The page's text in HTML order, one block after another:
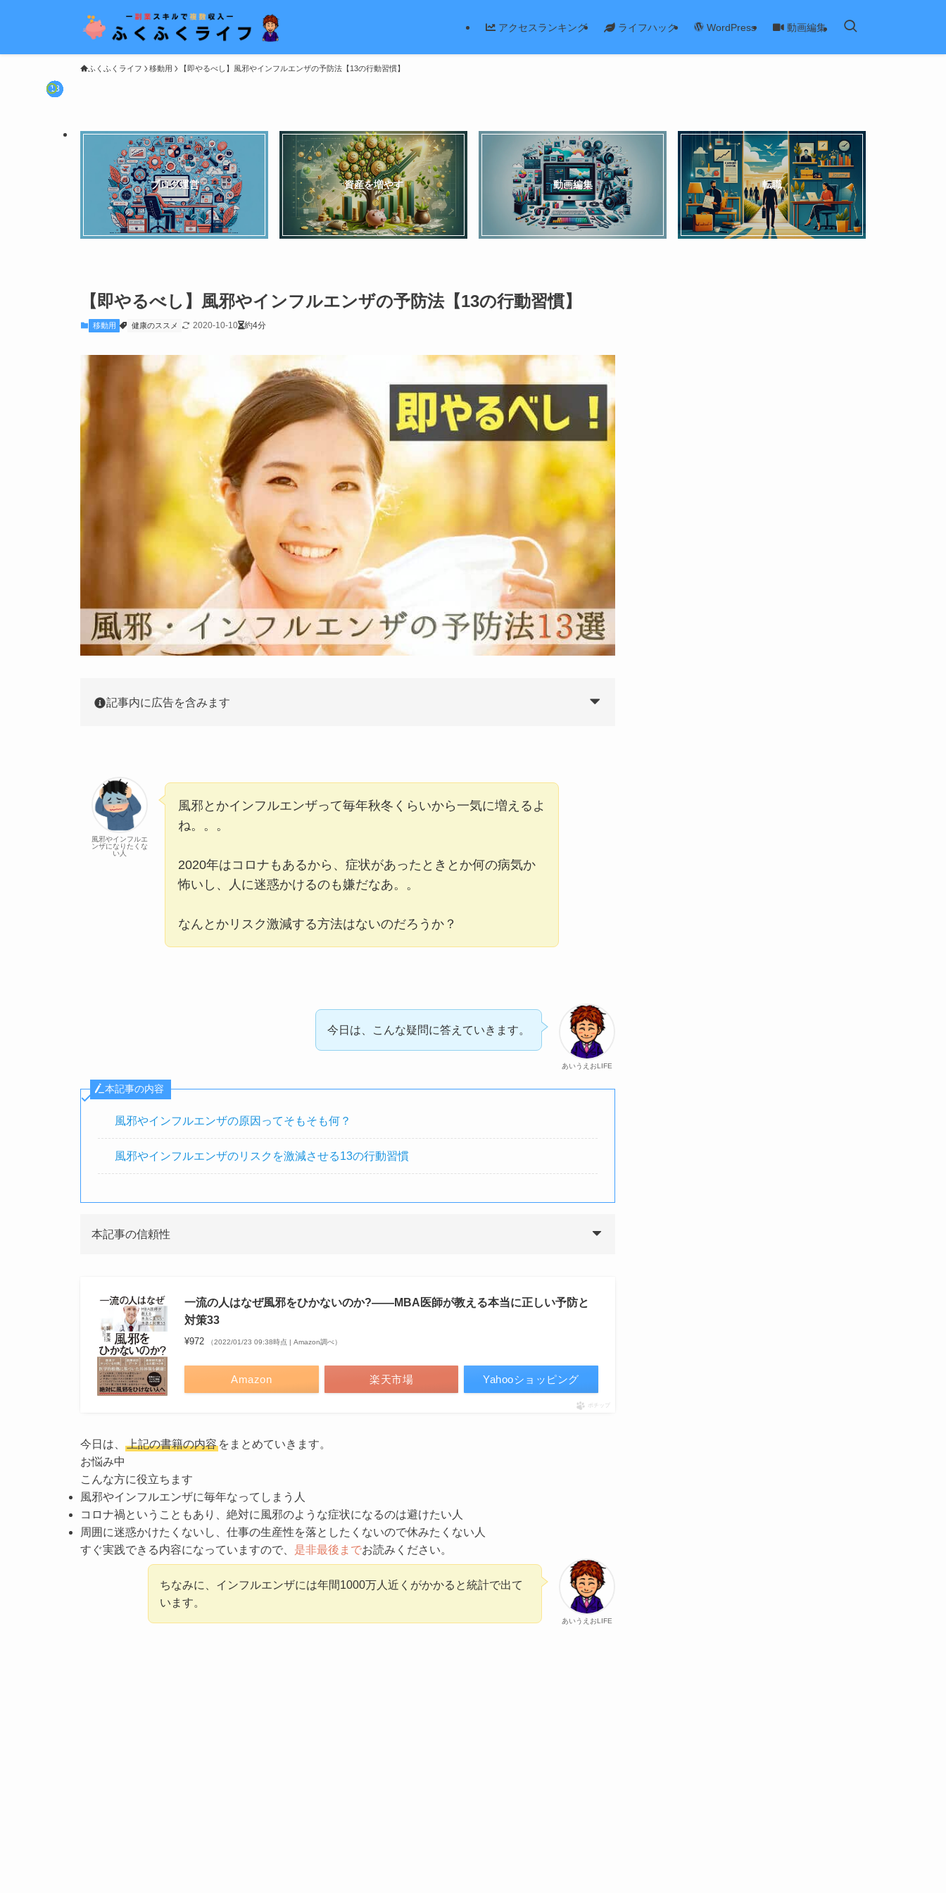
アクセスランキング ライフハック WordPress 動画編集
ふくふくライフ 移動用 【即やるべし】風邪やインフルエンザの予防法【13の行動習慣】
ブログ運営 資産を増やす 動画編集 転職
【即やるべし】風邪やインフルエンザの予防法【13の行動習慣】
移動用 健康のススメ 2020-10-10 約4分
記事内に広告を含みます
風邪やインフルエ
ンザになりたくな
い人
風邪とかインフルエンザって毎年秋冬くらいから一気に増えるよ
ね。。。
2020年はコロナもあるから、症状があったときとか何の病気か
怖いし、人に迷惑かけるのも嫌だなあ。。
なんとかリスク激減する方法はないのだろうか？
あいうえおLIFE
今日は、こんな疑問に答えていきます。
本記事の内容
風邪やインフルエンザの原因ってそもそも何？
風邪やインフルエンザのリスクを激減させる13の行動習慣
本記事の信頼性
一流の人はなぜ風邪をひかないのか?――MBA医師が教える本当に正しい予防と
対策33
¥972 （2022/01/23 09:38時点 | Amazon調べ）
Amazon 楽天市場 Yahooショッピング
ポチップ
今日は、 上記の書籍の内容 をまとめていきます。
お悩み中
こんな方に役立ちます
風邪やインフルエンザに毎年なってしまう人
コロナ禍ということもあり、絶対に風邪のような症状になるのは避けたい人
周囲に迷惑かけたくないし、仕事の生産性を落としたくないので休みたくない人
すぐ実践できる内容になっていますので、 是非最後までお読みください。
あいうえおLIFE
ちなみに、インフルエンザには年間1000万人近くがかかると統計で出て
います。